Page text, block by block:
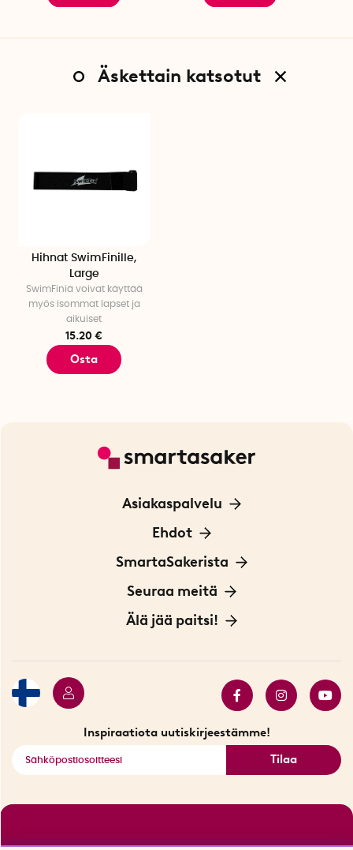
Äskettain katsotut
Hihnat SwimFinille,
Large
SwimFiniä voivat käyttää
myös isommat lapset ja
aikuiset
15.20 €
Osta
Asiakaspalvelu
Ota yhteyttä
Ehdot
Tietoa evästeistä
Yksityisyydensuoja
Sopimusehdot
SmartaSakerista
Meistä
Myymälä Tukholmassa
Seuraa meitä
Innovaattoriblogi
Älä jää paitsi!
Inspiraatiota uutiskirjeestämme!
Tilaa